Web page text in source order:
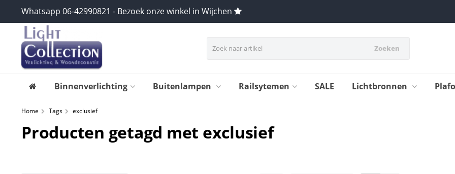
Whatsapp 06-42990821 - Bezoek onze winkel in Wijchen
Zoeken
Binnenverlichting Buitenlampen Railsytemen SALE Lichtbronnen
Home Tags exclusief
Producten getagd met exclusief